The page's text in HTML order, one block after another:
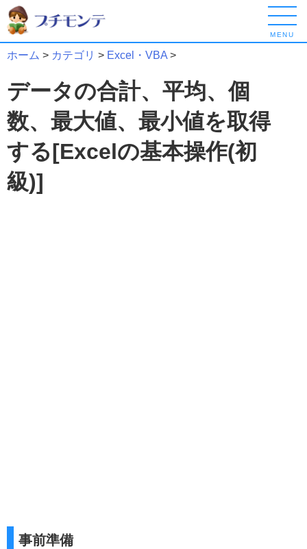
MENU
ホーム > カテゴリ > Excel・VBA>
データの合計、平均、個
数、最大値、最小値を取得
する[Excelの基本操作(初
級)]
事前準備